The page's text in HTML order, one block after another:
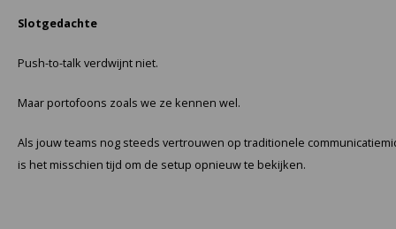
Slotgedachte
Push-to-talk verdwijnt niet.
Maar portofoons zoals we ze kennen wel.
Als jouw teams nog steeds vertrouwen op traditionele
is het misschien tijd om de setup opnieuw te bekijken.